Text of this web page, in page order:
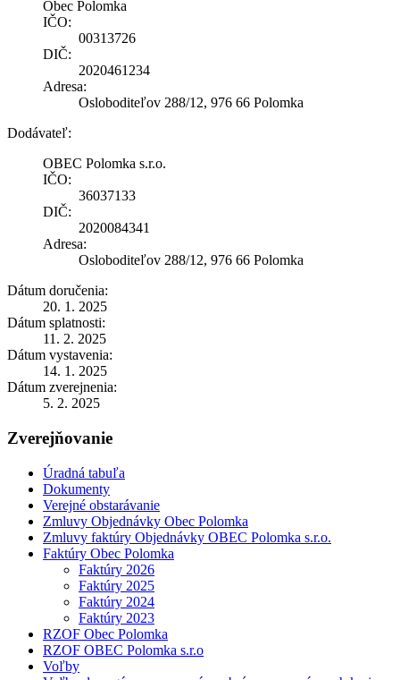
Obec Polomka
IČO:
00313726
DIČ:
2020461234
Adresa:
Osloboditeľov 288/12, 976 66 Polomka
Dodávateľ:
OBEC Polomka s.r.o.
IČO:
36037133
DIČ:
2020084341
Adresa:
Osloboditeľov 288/12, 976 66 Polomka
Dátum doručenia:
20. 1. 2025
Dátum splatnosti:
11. 2. 2025
Dátum vystavenia:
14. 1. 2025
Dátum zverejnenia:
5. 2. 2025
Zverejňovanie
Úradná tabuľa
Dokumenty
Verejné obstarávanie
Zmluvy Objednávky Obec Polomka
Zmluvy faktúry Objednávky OBEC Polomka s.r.o.
Faktúry Obec Polomka
Faktúry 2026
Faktúry 2025
Faktúry 2024
Faktúry 2023
RZOF Obec Polomka
RZOF OBEC Polomka s.r.o
Voľby